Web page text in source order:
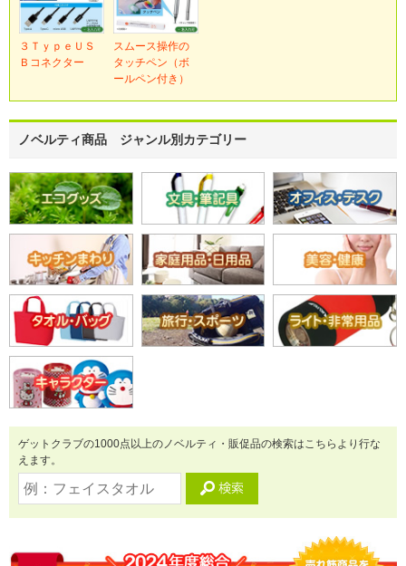
３ＴｙｐｅＵＳ
Ｂコネクター
スムース操作の
タッチペン（ボ
ールペン付き）
ノベルティ商品 ジャンル別カテゴリー
ゲットクラブの1000点以上のノベルティ・販促品の検索はこちらより行な
えます。